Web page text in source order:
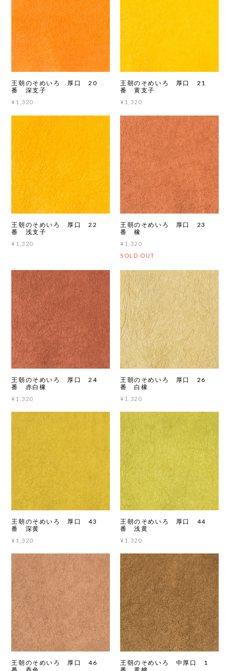
王朝のそめいろ 厚口 20
番 深支子
¥1,320
王朝のそめいろ 厚口 21
番 黄支子
¥1,320
王朝のそめいろ 厚口 22
番 浅支子
¥1,320
王朝のそめいろ 厚口 23
番 橡
¥1,320
SOLD OUT
王朝のそめいろ 厚口 24
番 赤白橡
¥1,320
王朝のそめいろ 厚口 26
番 白橡
¥1,320
王朝のそめいろ 厚口 43
番 深黄
¥1,320
王朝のそめいろ 厚口 44
番 浅黄
¥1,320
王朝のそめいろ 厚口 46
王朝のそめいろ 中厚口 1